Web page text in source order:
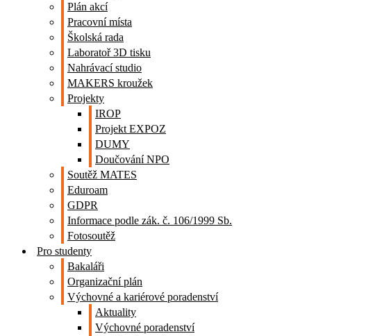
Plán akcí
Pracovní místa
Školská rada
Laboratoř 3D tisku
Nahrávací studio
MAKERS kroužek
Projekty
IROP
Projekt EXPOZ
DUMY
Doučování NPO
Soutěž MATES
Eduroam
GDPR
Informace podle zák. č. 106/1999 Sb.
Fotosoutěž
Pro studenty
Bakaláři
Organizační plán
Výchovné a kariérové poradenství
Aktuality
Výchovné poradenství